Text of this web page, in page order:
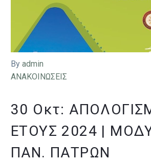
By admin
ΑΝΑΚΟΙΝΩΣΕΙΣ
30 Οκτ:
ΈΤΟΥΣ 2024 |
ΠΑΝ. ΠΑΤΡΏΝ